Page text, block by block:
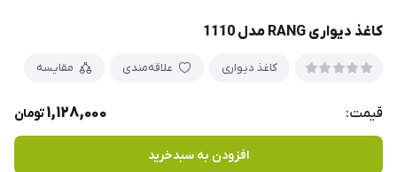
کاغذ دیواری RANG مدل 1110
کاغذ دیواری علاقه‌مندی مقایسه
قیمت: 1,128,000تومان
افزودن به سبدخرید